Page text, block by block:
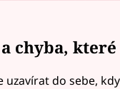
chyba,
uzavírat do sebe,